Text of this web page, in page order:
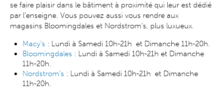
se faire plaisir dans le bâtiment à proximité qui leur est dédié
par l’enseigne. Vous pouvez aussi vous rendre aux
magasins Bloomingdales et Nordstrom's, plus luxueux.
Macy’s : Lundi à Samedi 10h-21h et Dimanche 11h-20h.
Bloomingdales : Lundi à Samedi 10h-21h et Dimanche
11h-20h.
Nordstrom’s : Lundi à Samedi 10h-21h et Dimanche
11h-20h.